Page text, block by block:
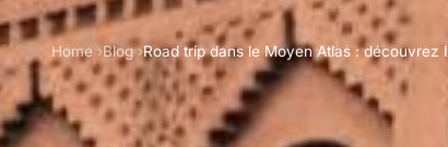
Home Blog Road trip dans le Moyen Atlas :